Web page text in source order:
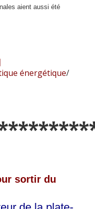
aient aussi été
énergétique/
sortir du